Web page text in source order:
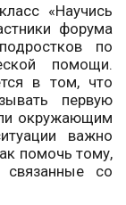
«Научись
форума
по
помощи.
в том, что
первую
окружающим
важно
помочь тому,
со